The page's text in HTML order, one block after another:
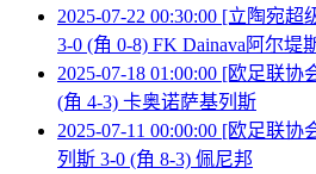
2025-07-22 00:30:00 [立陶宛
3-0 (角 0-8) FK Dainava阿尔堤
2025-07-18 01:00:00 [欧足联
(角 4-3) 卡奥诺萨基列斯
2025-07-11 00:00:00 [欧足联
列斯 3-0 (角 8-3) 佩尼邦